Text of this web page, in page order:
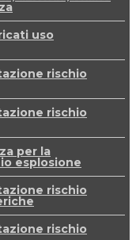
uso
rischio
rischio
per la
esplosione
rischio
rischio